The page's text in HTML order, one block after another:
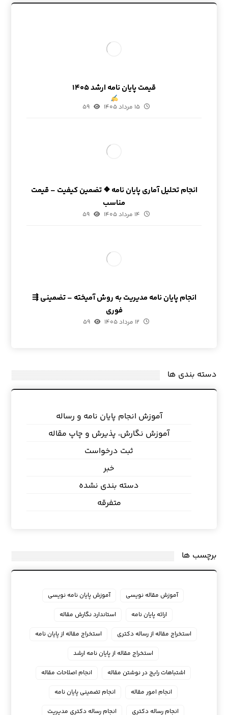
قیمت پایان نامه ارشد ۱۴۰۵
۱۵ مرداد ۱۴۰۵ ۵۹
انجام تحلیل آماری پایان نامه ❖ تضمین کیفیت – قیمت
مناسب
۱۴ مرداد ۱۴۰۵ ۵۹
انجام پایان نامه مدیریت به روش آمیخته – تضمینی ⇶
فوری
۱۲ مرداد ۱۴۰۵ ۵۹
دسته بندی ها
آموزش انجام پایان نامه و رساله
آموزش نگارش، پذیرش و چاپ مقاله
ثبت درخواست
خبر
دسته بندی نشده
متفرقه
برچسب ها
آموزش مقاله نویسی
آموزش پایان نامه نویسی
ارائه پایان نامه
استاندارد نگارش مقاله
استخراج مقاله از رساله دکتری
استخراج مقاله از پایان نامه
استخراج مقاله از پایان نامه ارشد
اشتباهات رایج در نوشتن مقاله
انجام اصلاحات مقاله
انجام امور مقاله
انجام تضمینی پایان نامه
انجام رساله دکتری
انجام رساله دکتری مدیریت